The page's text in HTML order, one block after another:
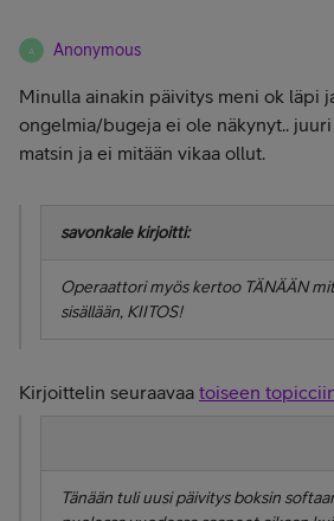
A Anonymous
Minulla ainakin päivitys meni ok läpi
ongelmia/bugeja ei ole näkynyt..
matsin ja ei mitään vikaa ollut.
savonkale kirjoitti:
Operaattori myös kertoo TÄNÄÄN
sisällään, KIITOS!
Kirjoittelin seuraavaa toiseen
Tänään tuli uusi päivitys boksin